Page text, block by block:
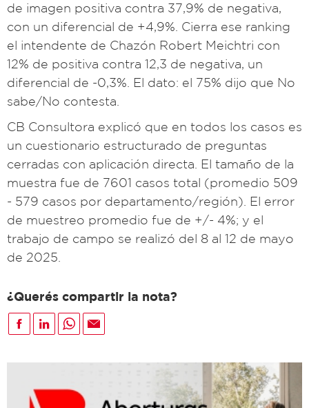
de imagen positiva contra 37,9% de negativa,
con un diferencial de +4,9%. Cierra ese ranking
el intendente de Chazón Robert Meichtri con
12% de positiva contra 12,3 de negativa, un
diferencial de -0,3%. El dato: el 75% dijo que No
sabe/No contesta.
CB Consultora explicó que en todos los casos es
un cuestionario estructurado de preguntas
cerradas con aplicación directa. El tamaño de la
muestra fue de 7601 casos total (promedio 509
- 579 casos por departamento/región). El error
de muestreo promedio fue de +/- 4%; y el
trabajo de campo se realizó del 8 al 12 de mayo
de 2025.
¿Querés compartir la nota?